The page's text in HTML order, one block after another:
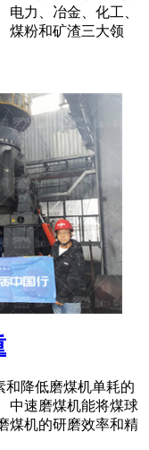
力、冶金、化工、
煤粉和矿渣三大领
和降低磨煤机单耗的
中速磨煤机能将煤球
煤机的研磨效率和精